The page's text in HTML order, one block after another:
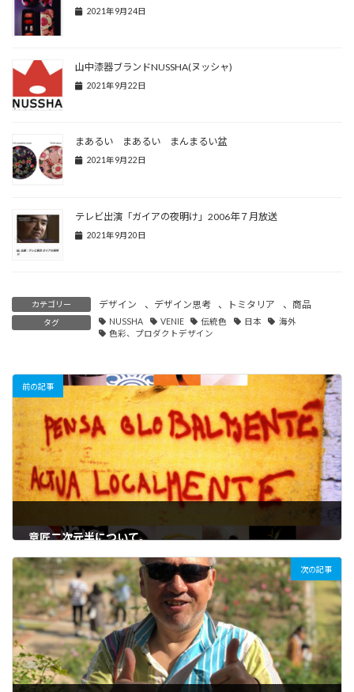
2021年9月24日
山中漆器ブランドNUSSHA(ヌッシャ)
2021年9月22日
まあるい まあるい まんまるい盆
2021年9月22日
テレビ出演「ガイアの夜明け」2006年７月放送
2021年9月20日
カテゴリー デザイン 、 デザイン思考 、 トミタリア 、 商品
タグ NUSSHA VENIE 伝統色 日本
海外
色彩、プロダクトデザイン
前の記事
意匠二次元半について。
2021年9月13日 次の記事